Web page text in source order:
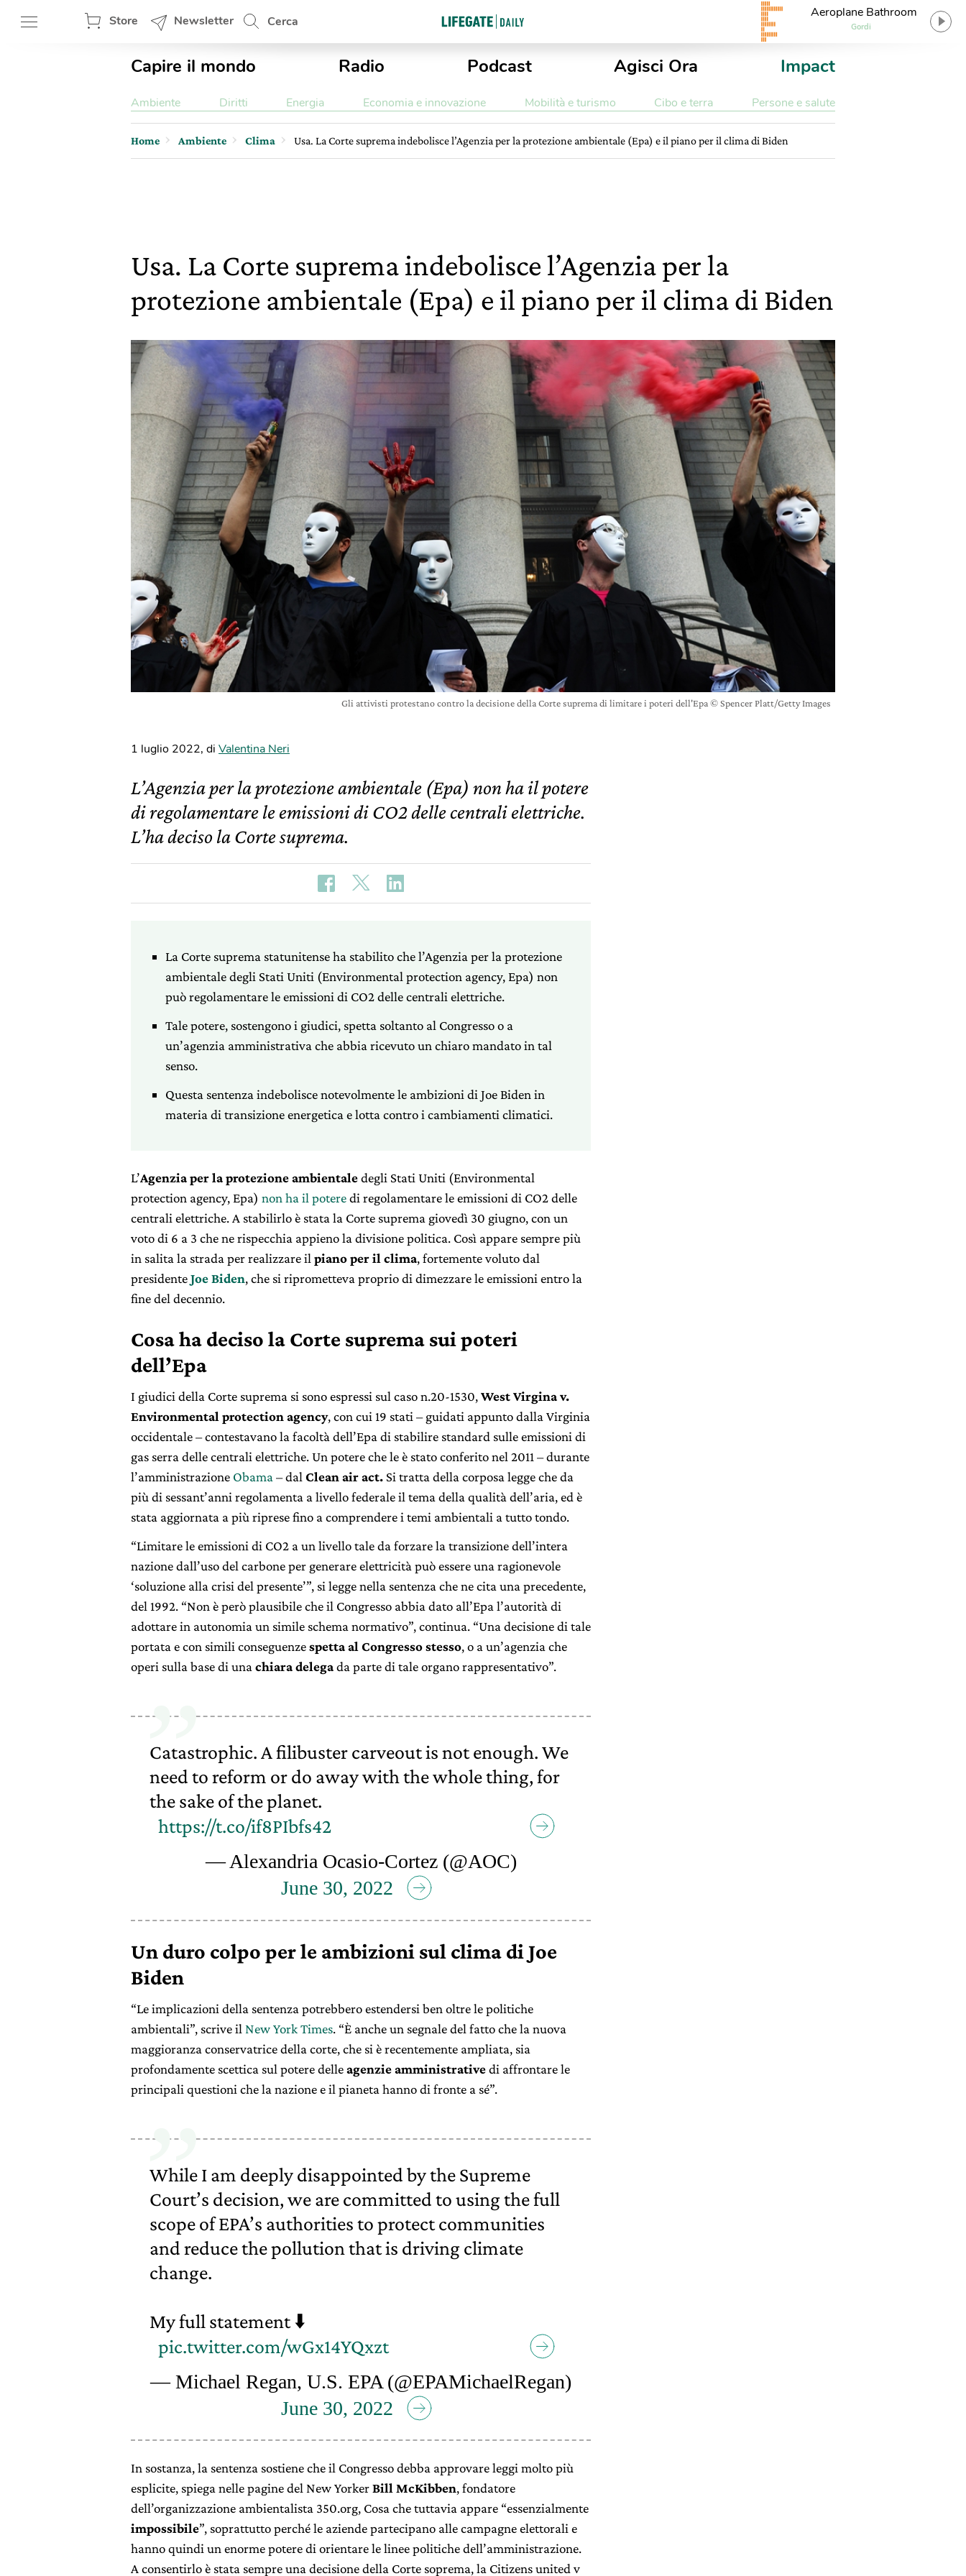
Store Newsletter Cerca
Aeroplane Bathroom
Gordi
Capire il mondo Radio Podcast Agisci Ora Impact
Ambiente Diritti Energia Economia e innovazione Mobilità e turismo Cibo e terra Persone e salute
Home Ambiente Clima Usa. La Corte suprema indebolisce l’Agenzia per la protezione ambientale (Epa) e il piano per il clima di Biden
Usa. La Corte suprema indebolisce l’Agenzia per la
protezione ambientale (Epa) e il piano per il clima di Biden
Gli attivisti protestano contro la decisione della Corte suprema di limitare i poteri dell'Epa © Spencer Platt/Getty Images
1 luglio 2022, di Valentina Neri
L’Agenzia per la protezione ambientale (Epa) non ha il potere
di regolamentare le emissioni di CO2 delle centrali elettriche.
L’ha deciso la Corte suprema.
La Corte suprema statunitense ha stabilito che l’Agenzia per la protezione
ambientale degli Stati Uniti (Environmental protection agency, Epa) non
può regolamentare le emissioni di CO2 delle centrali elettriche.
Tale potere, sostengono i giudici, spetta soltanto al Congresso o a
un’agenzia amministrativa che abbia ricevuto un chiaro mandato in tal
senso.
Questa sentenza indebolisce notevolmente le ambizioni di Joe Biden in
materia di transizione energetica e lotta contro i cambiamenti climatici.
L’Agenzia per la protezione ambientaledegli Stati Uniti (Environmental
protection agency, Epa) non ha il poteredi regolamentare le emissioni di CO2 delle
centrali elettriche. A stabilirlo è stata la Corte suprema giovedì 30 giugno, con un
voto di 6 a 3 che ne rispecchia appieno la divisione politica. Così appare sempre più
in salita la strada per realizzare il piano per il clima, fortemente voluto dal
presidenteJoe Biden, che si riprometteva proprio di dimezzare le emissioni entro la
fine del decennio.
Cosa ha deciso la Corte suprema sui poteri
dell’Epa
I giudici della Corte suprema si sono espressi sul caso n.20-1530,West Virgina v.
Environmental protection agency, con cui 19 stati – guidati appunto dalla Virginia
occidentale – contestavano la facoltà dell’Epa di stabilire standard sulle emissioni di
gas serra delle centrali elettriche. Un potere che le è stato conferito nel 2011 – durante
l’amministrazione Obama – dal Clean air act. Si tratta della corposa legge che da
più di sessant’anni regolamenta a livello federale il tema della qualità dell’aria, ed è
stata aggiornata a più riprese fino a comprendere i temi ambientali a tutto tondo.
“Limitare le emissioni di CO2 a un livello tale da forzare la transizione dell’intera
nazione dall’uso del carbone per generare elettricità può essere una ragionevole
‘soluzione alla crisi del presente’”, si legge nella sentenza che ne cita una precedente,
del 1992. “Non è però plausibile che il Congresso abbia dato all’Epa l’autorità di
adottare in autonomia un simile schema normativo”, continua. “Una decisione di tale
portata e con simili conseguenzespetta al Congresso stesso, o a un’agenzia che
operi sulla base di una chiara delegada parte di tale organo rappresentativo”.
Catastrophic. A filibuster carveout is not enough. We
need to reform or do away with the whole thing, for
the sake of the planet.
https://t.co/if8PIbfs42
— Alexandria Ocasio-Cortez (@AOC)
June 30, 2022
Un duro colpo per le ambizioni sul clima di Joe
Biden
“Le implicazioni della sentenza potrebbero estendersi ben oltre le politiche
ambientali”, scrive il New York Times. “È anche un segnale del fatto che la nuova
maggioranza conservatrice della corte, che si è recentemente ampliata, sia
profondamente scettica sul potere delleagenzie amministrativedi affrontare le
principali questioni che la nazione e il pianeta hanno di fronte a sé”.
While I am deeply disappointed by the Supreme
Court’s decision, we are committed to using the full
scope of EPA’s authorities to protect communities
and reduce the pollution that is driving climate
change.
My full statement ⬇️
pic.twitter.com/wGx14YQxzt
— Michael Regan, U.S. EPA (@EPAMichaelRegan)
June 30, 2022
In sostanza, la sentenza sostiene che il Congresso debba approvare leggi molto più
esplicite, spiega nelle pagine del New YorkerBill McKibben, fondatore
dell’organizzazione ambientalista 350.org, Cosa che tuttavia appare “essenzialmente
impossibile”, soprattutto perché le aziende partecipano alle campagne elettorali e
hanno quindi un enorme potere di orientare le linee politiche dell’amministrazione.
A consentirlo è stata sempre una decisione della Corte soprema, la Citizens united v